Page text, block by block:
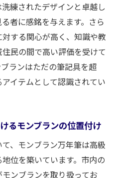
狙うモンブラン万年筆を
ーが注目するモンブラン
岡市で求められる理由
ーが評価するモンブラン
的価値が静岡市で人気の
ーが語るモンブランの魅
練されたデザインと卓越し
者に感銘を与えます。さら
する関心が高く、知識や教
民の間で高い評価を受けて
ランはただの筆記具を超
イテムとして認識されてい
るモンブランの位置付け
、モンブラン万年筆は高級
位を築いています。市内の
ンブランを取り扱ってお